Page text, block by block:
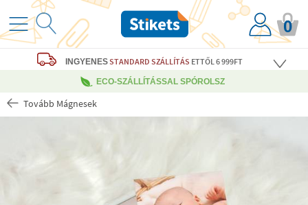
0
INGYENESSTANDARD SZÁLLÍTÁS ETTŐL 6 999FT
ECO-SZÁLLÍTÁSSAL SPÓROLSZ
Tovább Mágnesek